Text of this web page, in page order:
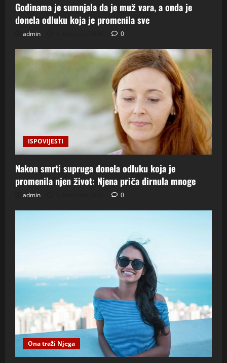
Godinama je sumnjala da je muž vara, a onda je
donela odluku koja je promenila sve
admin 0
ISPOVIJESTI
Nakon smrti supruga donela odluku koja je
promenila njen život: Njena priča dirnula mnoge
admin 0
Ona traži Njega